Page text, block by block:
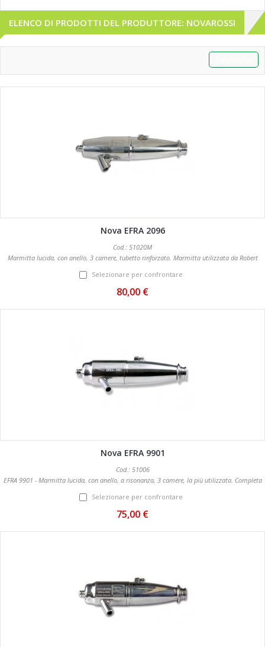
ELENCO DI PRODOTTI DEL PRODUTTORE: NOVAROSSI
Nova EFRA 2096
Cod.: 51020M
Marmitta lucida, con anello, 3 camere, tubetto rinforzato. Marmitta utilizzata da Robert
allungo. NOVITA' 2013 Completa di collettore.
Selezionare per confrontare
80,00 €
Nova EFRA 9901
Cod.: 51006
EFRA 9901 - Marmitta lucida, con anello, a risonanza, 3 camere, la più utilizzata. Completa
Selezionare per confrontare
75,00 €